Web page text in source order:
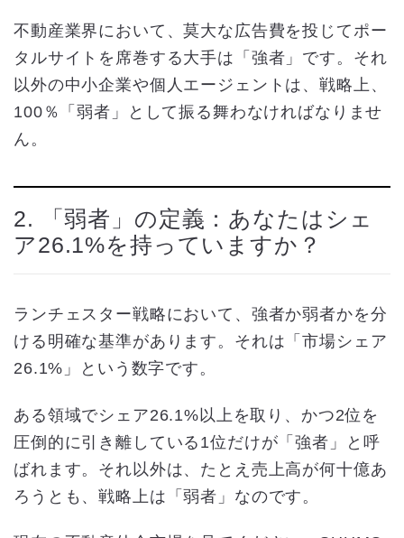
不動産業界において、莫大な広告費を投じてポー
タルサイトを席巻する大手は「強者」です。それ
以外の中小企業や個人エージェントは、戦略上、
100％「弱者」として振る舞わなければなりませ
ん。
2. 「弱者」の定義：あなたはシェ
ア26.1%を持っていますか？
ランチェスター戦略において、強者か弱者かを分
ける明確な基準があります。それは「市場シェア
26.1%」という数字です。
ある領域でシェア26.1%以上を取り、かつ2位を
圧倒的に引き離している1位だけが「強者」と呼
ばれます。それ以外は、たとえ売上高が何十億あ
ろうとも、戦略上は「弱者」なのです。